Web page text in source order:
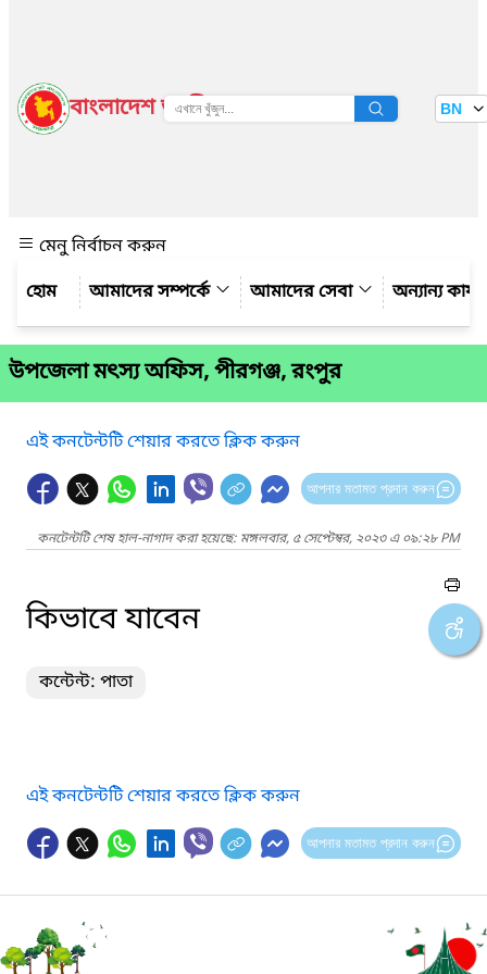
বাংলাদেশ জাতীয় তথ্য বাতায়ন BN
মেনু নির্বাচন করুন
আমাদের সম্পর্কে
আমাদের সেবা অন্যান্য
উপজেলা মৎস্য অফিস, পীরগঞ্জ, রংপুর
এই কনটেন্টটি শেয়ার করতে ক্লিক করুন
আপনার মতামত প্রদান করুন
কনটেন্টটি শেষ হাল-নাগাদ করা হয়েছে: মঙ্গলবার, ৫ সেপ্টেম্বর, ২০২৩ এ ০৯:২৮ PM
কিভাবে যাবেন
কন্টেন্ট: পাতা
এই কনটেন্টটি শেয়ার করতে ক্লিক করুন
আপনার মতামত প্রদান করুন